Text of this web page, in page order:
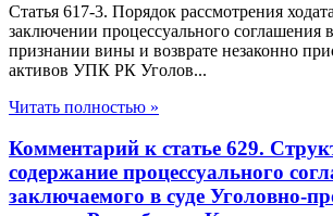
Статья 617-3. Порядок рассмотрения
заключении процессуального соглашения
признании вины и возврате незаконно
активов УПК РК Уголов...
Читать полностью »
Комментарий к статье 629.
содержание процессуального
заключаемого в суде Уголовно-